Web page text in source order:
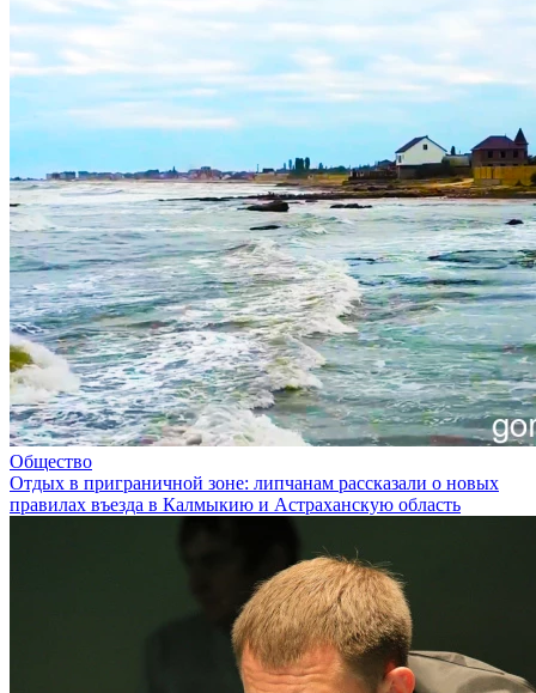
Общество
Отдых в приграничной зоне: липчанам рассказали о новых
правилах въезда в Калмыкию и Астраханскую область